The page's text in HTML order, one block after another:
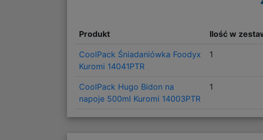
Produkt Ilość w
CoolPack Śniadaniówka Foodyx
Kuromi 14041PTR
1
CoolPack Hugo Bidon na
napoje 500ml Kuromi 14003PTR
1